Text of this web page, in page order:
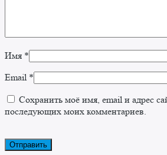
Имя *
Email *
Сохранить моё имя, email и адрес
последующих моих комментариев.